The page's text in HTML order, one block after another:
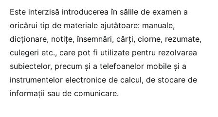
Este interzisă introducerea în sălile de examen a
oricărui tip de materiale ajutătoare: manuale,
dicționare, notițe, însemnări, cărți, ciorne, rezumate,
culegeri etc., care pot fi utilizate pentru rezolvarea
subiectelor, precum și a telefoanelor mobile și a
instrumentelor electronice de calcul, de stocare de
informații sau de comunicare.